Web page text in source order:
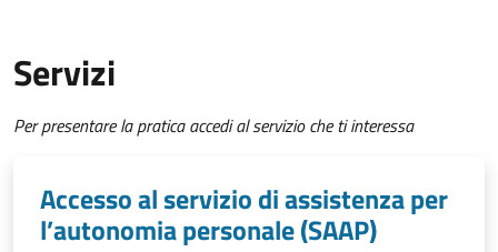
Servizi
Per presentare la pratica accedi al servizio che ti interessa
Accesso al servizio di assistenza per
l’autonomia personale (SAAP)